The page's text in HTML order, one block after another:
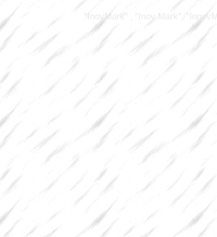
"InovMark" , "Inov Mark",